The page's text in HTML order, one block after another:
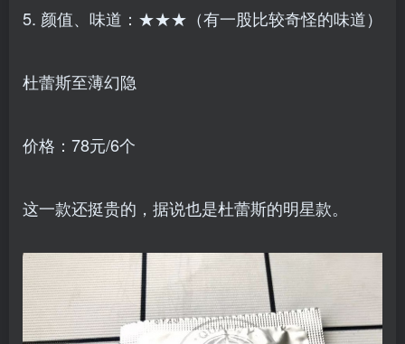
5. 颜值、味道：★★★（有一股比较奇怪的味道）
杜蕾斯至薄幻隐
价格：78元/6个
这一款还挺贵的，据说也是杜蕾斯的明星款。